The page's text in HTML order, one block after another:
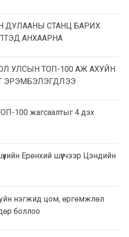
ДУЛААНЫ СТАНЦ БАРИХ
АНХААРНА
УЛСЫН ТОП-100 АЖ АХУЙН
ЭРЭМБЭЛЭГДЛЭЭ
100 жагсаалтыг 4 дэх
Ерөнхий шүүгчээр Цэндийн
нэгжид цом, өргөмжлөл
боллоо